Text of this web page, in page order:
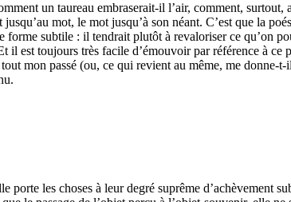
un taureau embraserait-il l’air, comment, surtout,
mot, le mot jusqu’à son néant. C’est que la
subtile : il tendrait plutôt à revaloriser ce qu’on
il est toujours très facile d’émouvoir par référence à ce
mon passé (ou, ce qui revient au même, me donne-t-
porte les choses à leur degré suprême d’achèvement